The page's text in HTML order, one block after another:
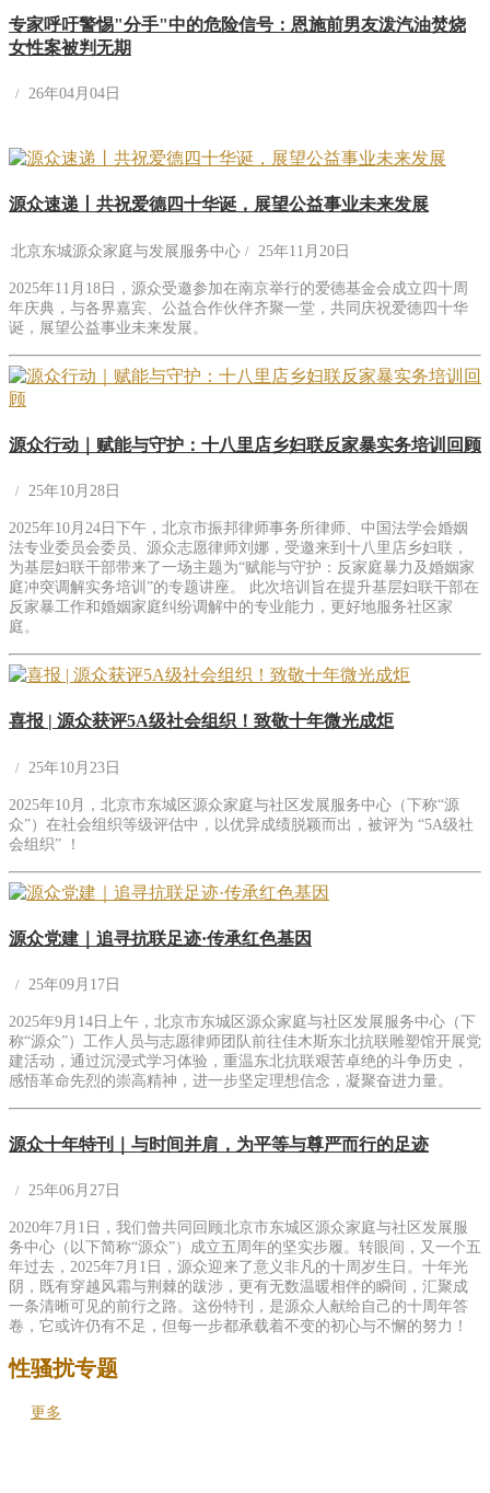
专家呼吁警惕"分手"中的危险信号：恩施前男友泼汽油焚烧
女性案被判无期
26年04月04日
源众速递丨共祝爱德四十华诞，展望公益事业未来发展
北京东城源众家庭与发展服务中心 25年11月20日
2025年11月18日，源众受邀参加在南京举行的爱德基金会成立四十周
年庆典，与各界嘉宾、公益合作伙伴齐聚一堂，共同庆祝爱德四十华
诞，展望公益事业未来发展。
源众行动｜赋能与守护：十八里店乡妇联反家暴实务培训回顾
25年10月28日
2025年10月24日下午，北京市振邦律师事务所律师、中国法学会婚姻
法专业委员会委员、源众志愿律师刘娜，受邀来到十八里店乡妇联，
为基层妇联干部带来了一场主题为“赋能与守护：反家庭暴力及婚姻家
庭冲突调解实务培训”的专题讲座。 此次培训旨在提升基层妇联干部在
反家暴工作和婚姻家庭纠纷调解中的专业能力，更好地服务社区家
庭。
喜报 | 源众获评5A级社会组织！致敬十年微光成炬
25年10月23日
2025年10月，北京市东城区源众家庭与社区发展服务中心（下称“源
众”）在社会组织等级评估中，以优异成绩脱颖而出，被评为 “5A级社
会组织” ！
源众党建｜追寻抗联足迹·传承红色基因
25年09月17日
2025年9月14日上午，北京市东城区源众家庭与社区发展服务中心（下
称“源众”）工作人员与志愿律师团队前往佳木斯东北抗联雕塑馆开展党
建活动，通过沉浸式学习体验，重温东北抗联艰苦卓绝的斗争历史，
感悟革命先烈的崇高精神，进一步坚定理想信念，凝聚奋进力量。
源众十年特刊｜与时间并肩，为平等与尊严而行的足迹
25年06月27日
2020年7月1日，我们曾共同回顾北京市东城区源众家庭与社区发展服
务中心（以下简称“源众”）成立五周年的坚实步履。转眼间，又一个五
年过去，2025年7月1日，源众迎来了意义非凡的十周岁生日。十年光
阴，既有穿越风霜与荆棘的跋涉，更有无数温暖相伴的瞬间，汇聚成
一条清晰可见的前行之路。这份特刊，是源众人献给自己的十周年答
卷，它或许仍有不足，但每一步都承载着不变的初心与不懈的努力！
性骚扰专题
更多